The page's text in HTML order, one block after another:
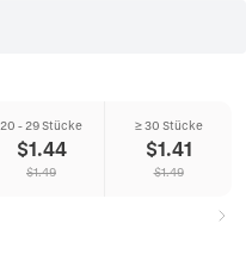
20 - 29 Stücke
$1.44
$1.49
≥ 30 Stücke
$1.41
$1.49